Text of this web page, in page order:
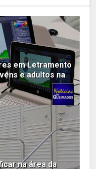
em Letramento
e adultos na
na área da